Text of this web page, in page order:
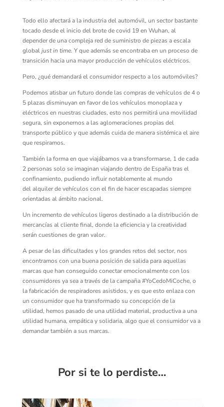
Todo ello afectará a la industria del automóvil, un sector bastante
tocado desde el inicio del brote decovid 19 en Wuhan, al
depender de una compleja red de suministro de piezas a escala
globaljustin time. Y que además se encontraba en un proceso de
transición hacia una mayorproducción de vehículos eléctricos.
Pero, ¿qué demandará el consumidor respecto a los automóviles?
Podemos atisbar un futuro donde las compras de vehículos de 4 o
5 plazas disminuyan en favor de los vehículos monoplaza y
eléctricos en nuestras ciudades, esto nos permitirá una movilidad
segura, sin exponernos a las aglomeraciones propias del
transporte público y que además cuida de manera sistémica el aire
que respiramos.
También la forma en que viajábamos va a transformarse, 1 de cada
2 personas solo se imaginan viajando dentro de España tras el
confinamiento, pudiendo influir notablementeal mundo
delalquiler de vehículoscon el fin de hacerescapadas siempre
orientadas al ámbito nacional.
Un incremento de vehículos ligeros destinado a la distribución de
mercancías al cliente final, donde la eficiencia y la creatividad
serán cuestiones de gran valor.
A pesarde las dificultades y los grandes retos del sector, nos
encontramos con una buena posición de salida para aquellas
marcas que han conseguido conectaremocionalmentecon los
consumidoresya sea a través de lacampaña #YoCedoMiCoche, o
la fabricación de respiradores asistidos, y es que esto enlaza con
un consumidor que ha transformado su concepción de la
utilidad, hemos pasado de una utilidad material, productiva a una
utilidad humana, empática y solidaria, algo que elconsumidorva a
demandartambién a susmarcas.
Por si te lo perdiste…